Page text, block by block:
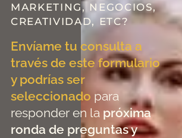
MARKETING, NEGOCIOS,
CREATIVIDAD, ETC?
Envíame tu consulta a
través de este formulario
y podrías ser
seleccionado para
responder en la próxima
ronda de preguntas y